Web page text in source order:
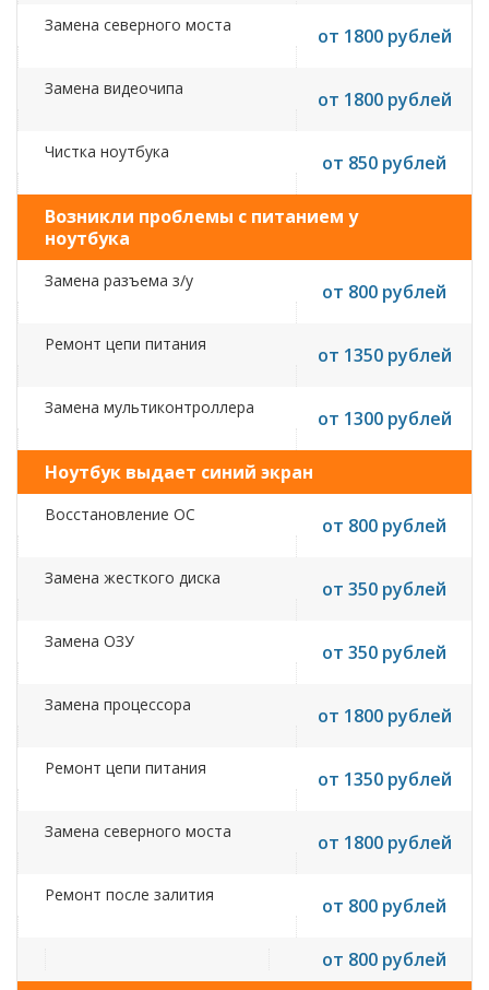
Замена северного моста от 1800 рублей
Замена видеочипа от 1800 рублей
Чистка ноутбука от 850 рублей
Возникли проблемы с питанием у
ноутбука
Замена разъема з/у от 800 рублей
Ремонт цепи питания от 1350 рублей
Замена мультиконтроллера от 1300 рублей
Ноутбук выдает синий экран
Восстановление ОС от 800 рублей
Замена жесткого диска от 350 рублей
Замена ОЗУ от 350 рублей
Замена процессора от 1800 рублей
Ремонт цепи питания от 1350 рублей
Замена северного моста от 1800 рублей
Ремонт после залития от 800 рублей
от 800 рублей